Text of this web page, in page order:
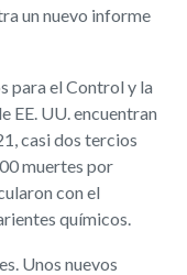
un nuevo informe
para el Control y la
EE. UU. encuentran
casi dos tercios
muertes por
con el
químicos.
Unos nuevos